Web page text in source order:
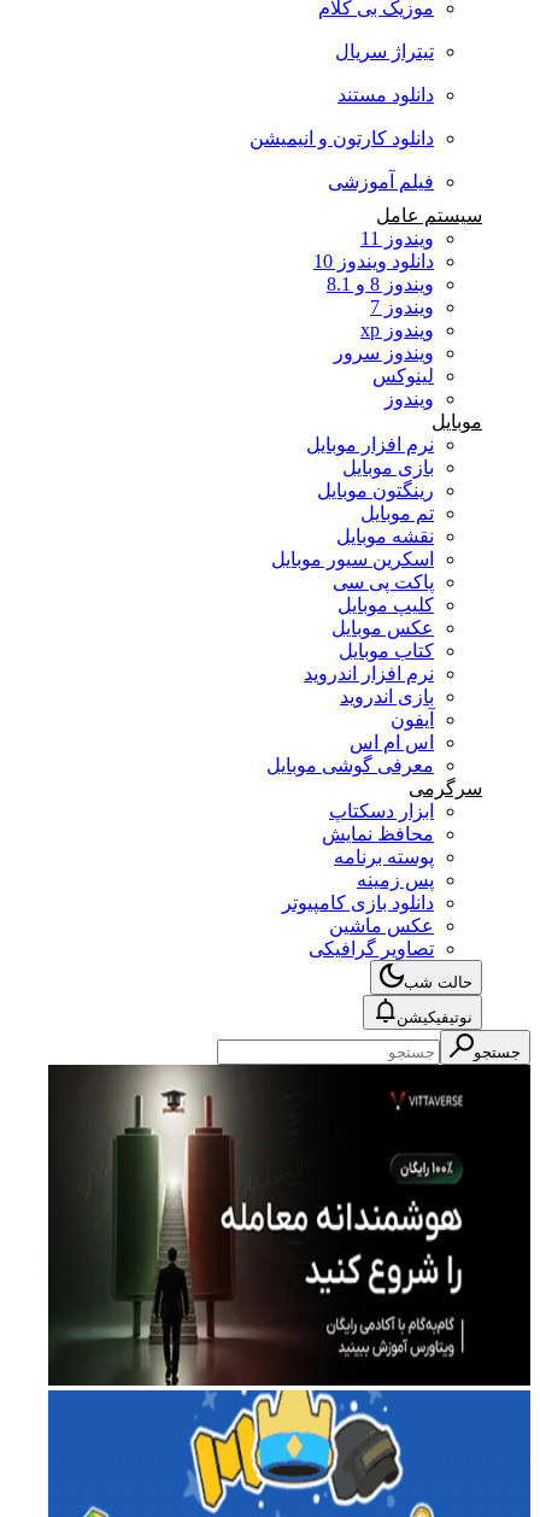
موزیک بی کلام
تیتراژ سریال
دانلود مستند
دانلود کارتون و انیمیشن
فیلم آموزشی
سیستم عامل
ویندوز 11
دانلود ویندوز 10
ویندوز 8 و 8.1
ویندوز 7
ویندوز xp
ویندوز سرور
لینوکس
ویندوز
موبایل
نرم افزار موبایل
بازی موبایل
رینگتون موبایل
تم موبایل
نقشه موبایل
اسکرین سیور موبایل
پاکت پی سی
کلیپ موبایل
عکس موبایل
کتاب موبایل
نرم افزار اندروید
بازی اندروید
آیفون
اس ام اس
معرفی گوشی موبایل
سرگرمی
ابزار دسکتاپ
محافظ نمایش
پوسته برنامه
پس زمینه
دانلود بازی کامپیوتر
عکس ماشین
تصاویر گرافیکی
حالت شب
نوتیفیکیشن
جستجو